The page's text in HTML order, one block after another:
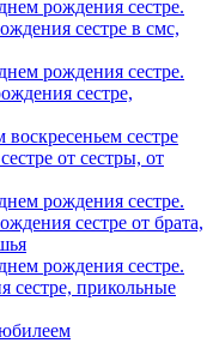
рождения сестре.
сестре в смс,
рождения сестре.
сестре,
сестре
от сестры, от
рождения сестре.
сестре от брата,
рождения сестре.
сестре, прикольные